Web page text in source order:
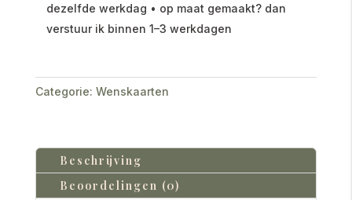
dezelfde werkdag • op maat gemaakt? dan
verstuur ik binnen 1–3 werkdagen
Categorie: Wenskaarten
Beschrijving
Beoordelingen (0)